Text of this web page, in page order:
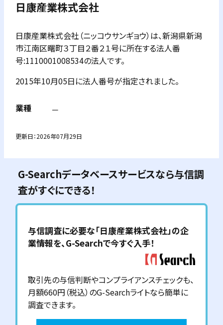
日康産業株式会社
日康産業株式会社（ニッコウサンギョウ）は、新潟県新潟
市江南区曙町３丁目２番２１号に所在する法人番
号:1110001008534の法人です。
2015年10月05日に法人番号が指定されました。
業種 －
更新日：2026年07月29日
G-Searchデータベースサービスなら与信調
査がすぐにできる！
与信調査に必要な「日康産業株式会社」の企
業情報を、G-Searchで今すぐ入手！
取引先の与信判断やコンプライアンスチェックも、
月額660円（税込）のG-Searchライトなら簡単に
調査できます。